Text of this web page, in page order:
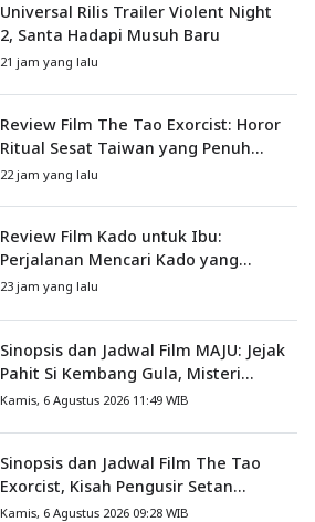
Universal Rilis Trailer Violent Night
2, Santa Hadapi Musuh Baru
21 jam yang lalu
Review Film The Tao Exorcist: Horor
Ritual Sesat Taiwan yang Penuh
Misteri dan Teror Psikologis
22 jam yang lalu
Review Film Kado untuk Ibu:
Perjalanan Mencari Kado yang
Mengajarkan Arti Keluarga
23 jam yang lalu
Sinopsis dan Jadwal Film MAJU: Jejak
Pahit Si Kembang Gula, Misteri
Hilangnya Bagas di Lokasi Jambore
Kamis, 6 Agustus 2026 11:49 WIB
Sinopsis dan Jadwal Film The Tao
Exorcist, Kisah Pengusir Setan
Melawan Kutukan Mematikan
Kamis, 6 Agustus 2026 09:28 WIB